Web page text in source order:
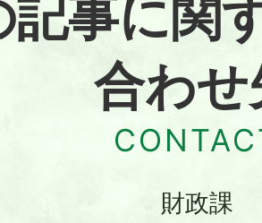
記事に関
合わせ
財政課